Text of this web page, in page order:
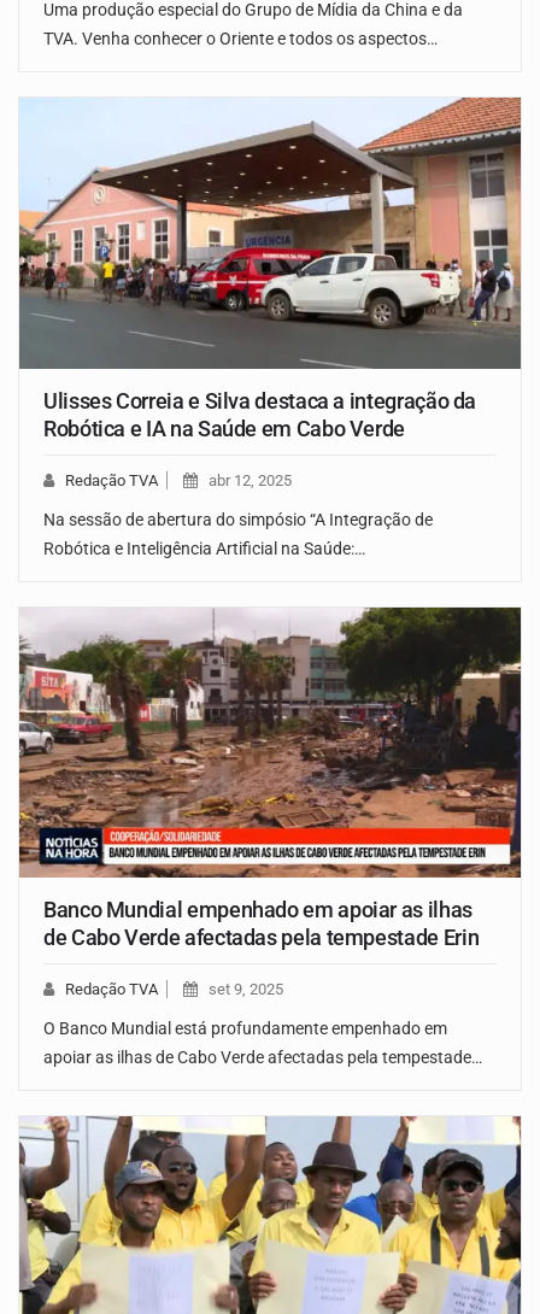
Uma produção especial do Grupo de Mídia da China e da
TVA. Venha conhecer o Oriente e todos os aspectos…
Ulisses Correia e Silva destaca a integração da
Robótica e IA na Saúde em Cabo Verde
Redação TVA abr 12, 2025
Na sessão de abertura do simpósio “A Integração de
Robótica e Inteligência Artificial na Saúde:…
Banco Mundial empenhado em apoiar as ilhas
de Cabo Verde afectadas pela tempestade Erin
Redação TVA set 9, 2025
O Banco Mundial está profundamente empenhado em
apoiar as ilhas de Cabo Verde afectadas pela tempestade…